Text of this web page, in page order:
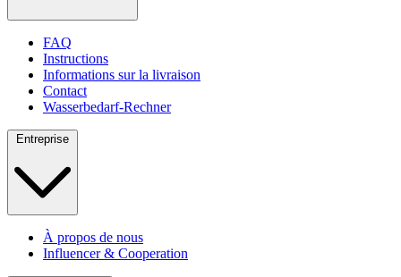
FAQ
Instructions
Informations sur la livraison
Contact
Wasserbedarf-Rechner
Entreprise
À propos de nous
Influencer & Cooperation